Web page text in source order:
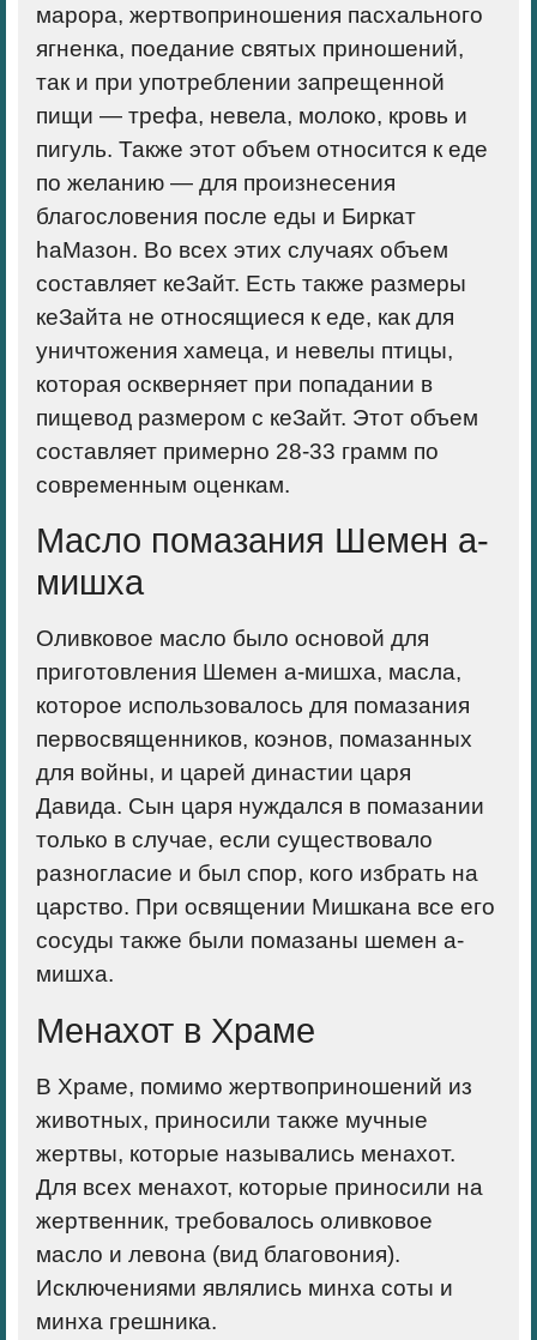
марора, жертвоприношения пасхального
ягненка, поедание святых приношений,
так и при употреблении запрещенной
пищи — трефа, невела, молоко, кровь и
пигуль. Также этот объем относится к еде
по желанию — для произнесения
благословения после еды и Биркат
haМазон. Во всех этих случаях объем
составляет кеЗайт. Есть также размеры
кеЗайта не относящиеся к еде, как для
уничтожения хамеца, и невелы птицы,
которая оскверняет при попадании в
пищевод размером с кеЗайт. Этот объем
составляет примерно 28-33 грамм по
современным оценкам.
Масло помазания Шемен а-
мишха
Оливковое масло было основой для
приготовления Шемен а-мишха, масла,
которое использовалось для помазания
первосвященников, коэнов, помазанных
для войны, и царей династии царя
Давида. Сын царя нуждался в помазании
только в случае, если существовало
разногласие и был спор, кого избрать на
царство. При освящении Мишкана все его
сосуды также были помазаны шемен а-
мишха.
Менахот в Храме
В Храме, помимо жертвоприношений из
животных, приносили также мучные
жертвы, которые назывались менахот.
Для всех менахот, которые приносили на
жертвенник, требовалось оливковое
масло и левона (вид благовония).
Исключениями являлись минха соты и
минха грешника.